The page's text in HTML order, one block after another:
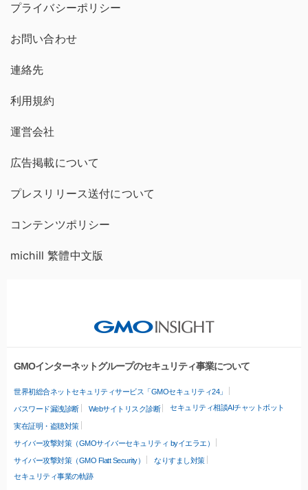
プライバシーポリシー
お問い合わせ
連絡先
利用規約
運営会社
広告掲載について
プレスリリース送付について
コンテンツポリシー
michill 繁體中文版
GMOインターネットグループのセキュリティ事業について
世界初総合ネットセキュリティサービス「GMOセキュリティ24」
パスワード漏洩診断 Webサイトリスク診断 セキュリティ相談AIチャットボット
実在証明・盗聴対策
サイバー攻撃対策（GMOサイバーセキュリティ byイエラエ）
サイバー攻撃対策（GMO Flatt Security）
なりすまし対策
セキュリティ事業の軌跡